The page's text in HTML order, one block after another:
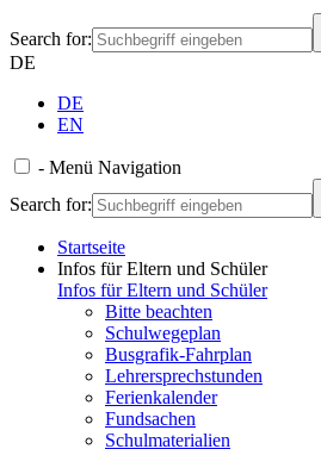
Search for:
DE
DE
EN
- Menü Navigation
Search for:
Startseite
Infos für Eltern und Schüler
Infos für Eltern und Schüler
Bitte beachten
Schulwegeplan
Busgrafik-Fahrplan
Lehrersprechstunden
Ferienkalender
Fundsachen
Schulmaterialien